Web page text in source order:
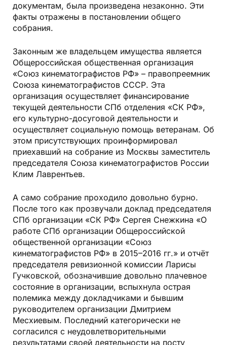
документам, была произведена незаконно. Эти
факты отражены в постановлении общего
собрания.
Законным же владельцем имущества является
Общероссийская общественная организация
«Союз кинематографистов РФ» – правопреемник
Союза кинематографистов СССР. Эта
организация осуществляет финансирование
текущей деятельности СПб отделения «СК РФ»,
его культурно-досуговой деятельности и
осуществляет социальную помощь ветеранам. Об
этом присутствующих проинформировал
приехавший на собрание из Москвы заместитель
председателя Союза кинематографистов России
Клим Лаврентьев.
А само собрание проходило довольно бурно.
После того как прозвучали доклад председателя
СПб организации «СК РФ» Сергея Снежкина «О
работе СПб организации Общероссийской
общественной организации «Союз
кинематографистов РФ» в 2015–2016 гг.» и отчёт
председателя ревизионной комиссии Ларисы
Гучковской, обозначившие довольно плачевное
состояние в организации, вспыхнула острая
полемика между докладчиками и бывшим
руководителем организации Дмитрием
Месхиевым. Последний категорически не
согласился с неудовлетворительными
результатами своей деятельности на посту